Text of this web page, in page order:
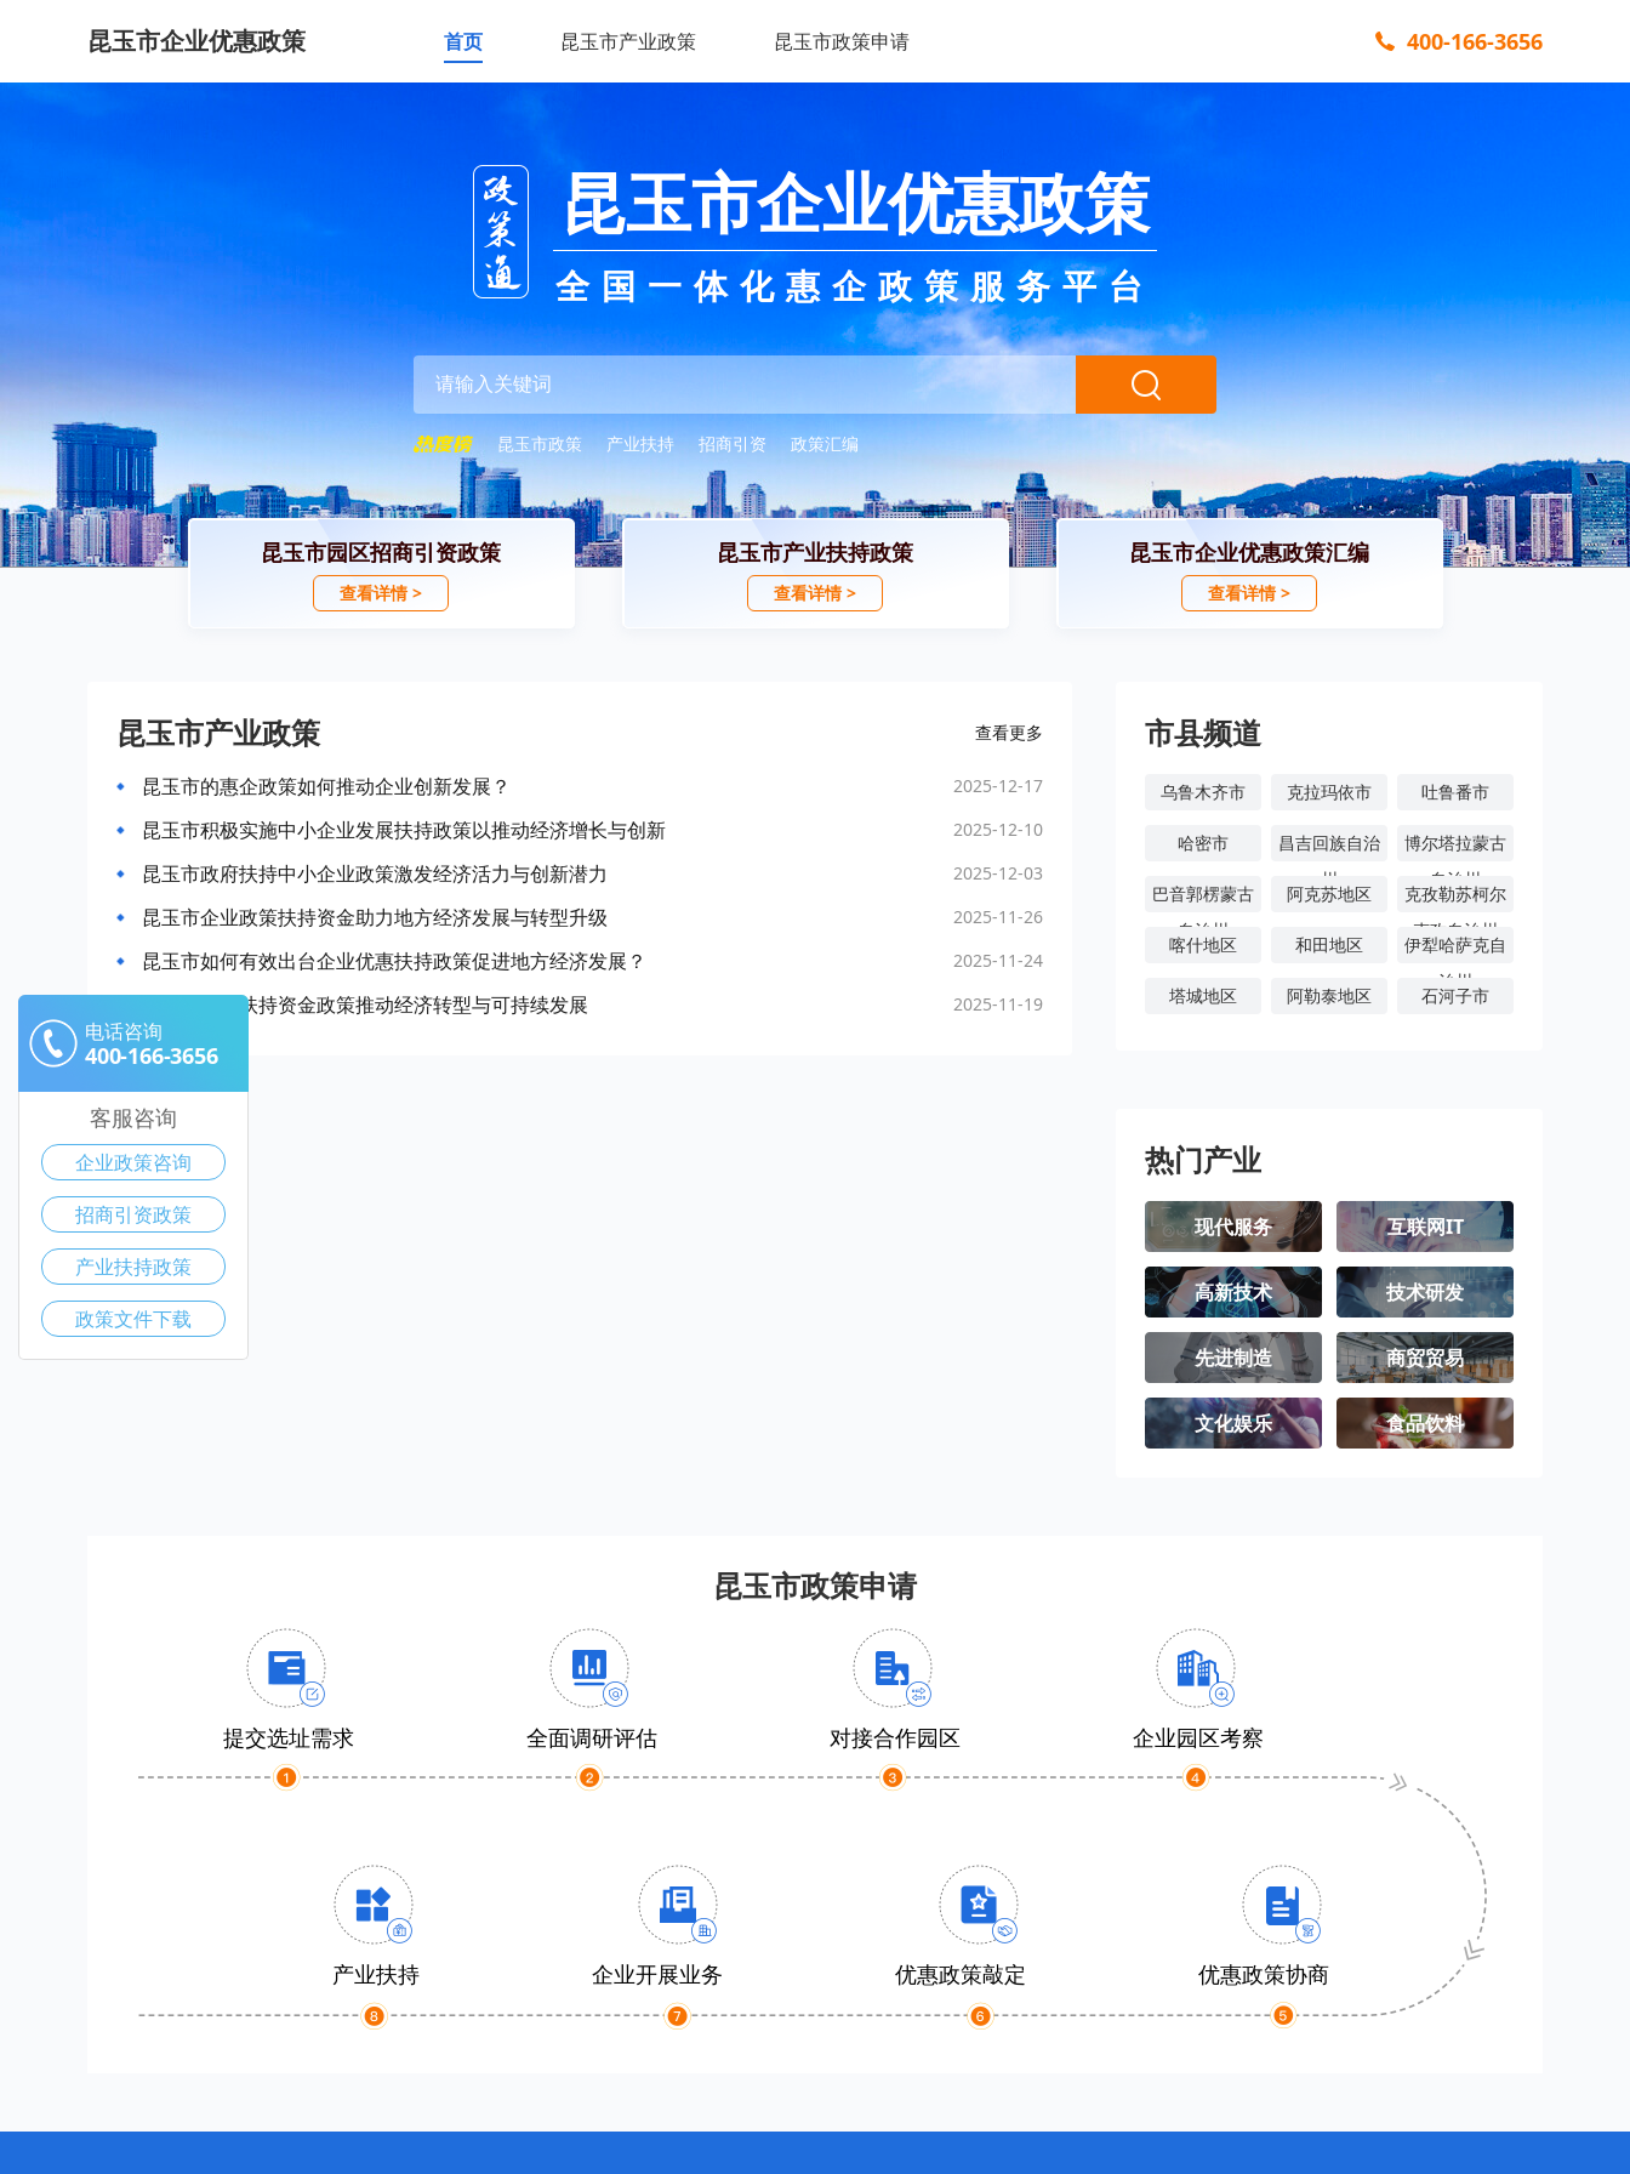
昆玉市企业优惠政策 首页 昆玉市产业政策 昆玉市政策申请 400-166-3656
昆玉市企业优惠政策
全国一体化惠企政策服务平台
昆玉市政策 产业扶持 招商引资 政策汇编
昆玉市园区招商引资政策
查看详情 >
昆玉市产业扶持政策
查看详情 >
昆玉市企业优惠政策汇编
查看详情 >
昆玉市产业政策 查看更多
昆玉市的惠企政策如何推动企业创新发展？ 2025-12-17
昆玉市积极实施中小企业发展扶持政策以推动经济增长与创新 2025-12-10
昆玉市政府扶持中小企业政策激发经济活力与创新潜力 2025-12-03
昆玉市企业政策扶持资金助力地方经济发展与转型升级 2025-11-26
昆玉市如何有效出台企业优惠扶持政策促进地方经济发展？ 2025-11-24
昆玉市企业扶持资金政策推动经济转型与可持续发展 2025-11-19
市县频道
乌鲁木齐市 克拉玛依市 吐鲁番市
哈密市
昌吉回族自治
州
博尔塔拉蒙古
自治州
巴音郭楞蒙古
自治州
阿克苏地区
克孜勒苏柯尔
克孜自治州
喀什地区 和田地区
伊犁哈萨克自
治州
塔城地区 阿勒泰地区 石河子市
可克达拉市
热门产业
现代服务 互联网IT
高新技术 技术研发
先进制造 商贸贸易
文化娱乐 食品饮料
昆玉市政策申请
提交选址需求 全面调研评估 对接合作园区 企业园区考察
产业扶持 企业开展业务 优惠政策敲定 优惠政策协商
电话咨询
400-166-3656
客服咨询
企业政策咨询
招商引资政策
产业扶持政策
政策文件下载